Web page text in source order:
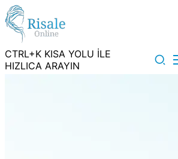
CTRL+K KISA YOLU İLE
HIZLICA ARAYIN